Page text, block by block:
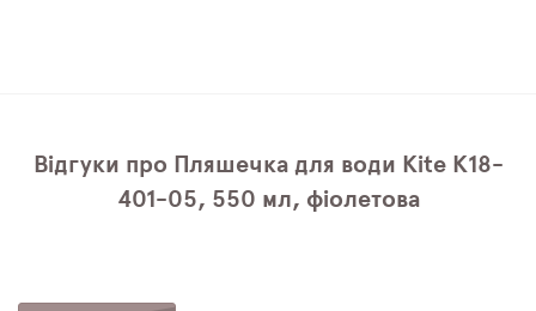
Відгуки про Пляшечка для води Kite K18-
401-05, 550 мл, фіолетова